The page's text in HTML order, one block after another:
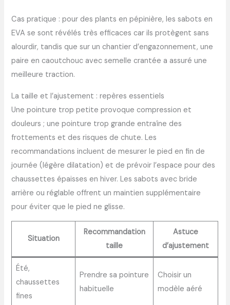
Cas pratique : pour des plants en pépinière, les sabots en
EVA se sont révélés très efficaces car ils protègent sans
alourdir, tandis que sur un chantier d’engazonnement, une
paire en caoutchouc avec semelle crantée a assuré une
meilleure traction.
La taille et l’ajustement : repères essentiels
Une pointure trop petite provoque compression et
douleurs ; une pointure trop grande entraîne des
frottements et des risques de chute. Les
recommandations incluent de mesurer le pied en fin de
journée (légère dilatation) et de prévoir l’espace pour des
chaussettes épaisses en hiver. Les sabots avec bride
arrière ou réglable offrent un maintien supplémentaire
pour éviter que le pied ne glisse.
Situation
Recommandation
taille
Astuce
d’ajustement
Été,
chaussettes
fines
Prendre sa pointure
habituelle
Choisir un
modèle aéré